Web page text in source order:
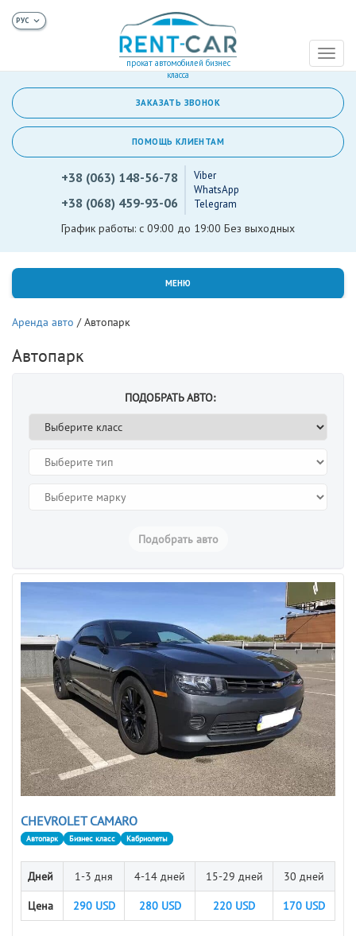
прокат автомобилей бизнес
класса
+38 (063) 148-56-78
+38 (068) 459-93-06
Viber
WhatsApp
Telegram
График работы: с 09:00 до 19:00 Без выходных
ЗАКАЗАТЬ ЗВОНОК
ПОМОЩЬ КЛИЕНТАМ
МЕНЮ
Аренда авто /Автопарк
Автопарк
ПОДОБРАТЬ АВТО:
Подобрать авто
CHEVROLET CAMARO
Автопарк Бизнес класс Кабриолеты
Дней 1-3 дня 4-14 дней 15-29 дней 30 дней
Цена 290USD 280USD 220 USD 170 USD